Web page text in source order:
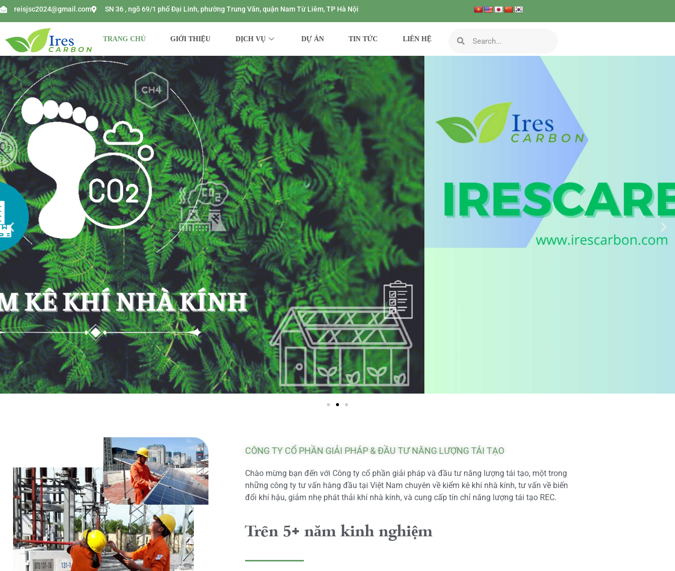
reisjsc2024@gmail.com SN 36 , ngõ 69/1 phố Đại Linh, phường Trung Văn, quận Nam Từ Liêm, TP Hà Nội
TRANG CHỦ GIỚI THIỆU DỊCH VỤ DỰ ÁN TIN TỨC LIÊN HỆ
CÔNG TY CỔ PHẦN GIẢI PHÁP & ĐẦU TƯ NĂNG LƯỢNG TÁI TẠO
Chào mừng bạn đến với Công ty cổ phần giải pháp và đầu tư năng lượng tái tạo, một trong
những công ty tư vấn hàng đầu tại Việt Nam chuyên về kiểm kê khí nhà kính, tư vấn về biến
đổi khí hậu, giảm nhẹ phát thải khí nhà kính, và cung cấp tín chỉ năng lượng tái tạo REC.
Trên 5+ năm kinh nghiệm